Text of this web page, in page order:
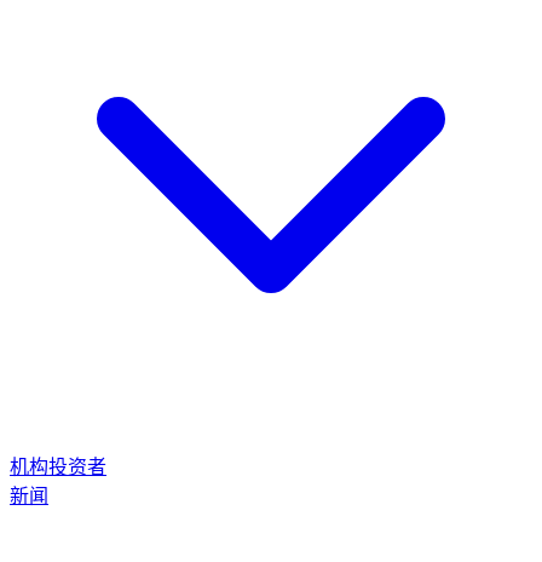
机构投资者
新闻